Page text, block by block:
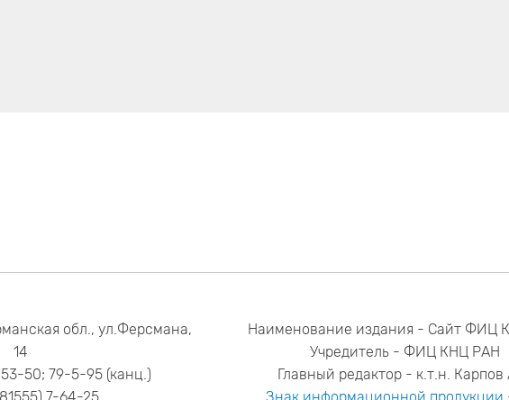
обл., ул.Ферсмана,
14
50; 79-5-95 (канц.)
Наименование издания - Сайт ФИЦ
Учредитель - ФИЦ КНЦ РАН
Главный редактор - к.т.н. Карпов